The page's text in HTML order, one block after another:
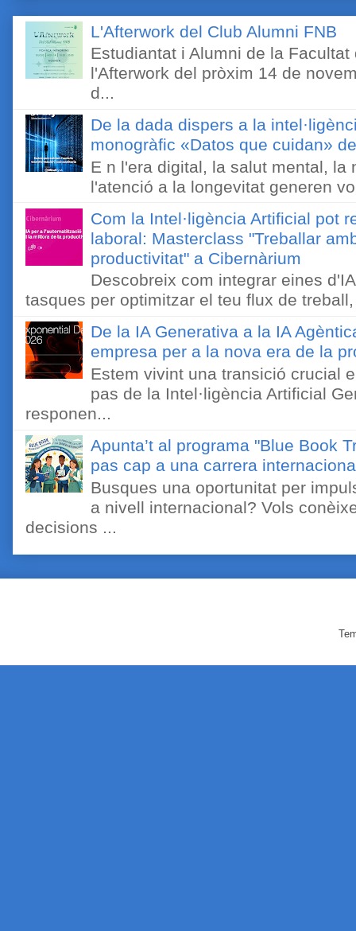
L'Afterwork del Club Alumni FNB
Estudiantat i Alumni de la
l'Afterwork del pròxim 14 de
d...
De la dada dispers a la
monogràfic «Datos que cuidan»
E n l'era digital, la salut mental, la
l'atenció a la longevitat generen
Com la Intel·ligència Artificial pot
laboral: Masterclass "Treballar
productivitat" a Cibernàrium
Descobreix com integrar eines
tasques per optimitzar el teu flux de
De la IA Generativa a la IA
empresa per a la nova era de la
Estem vivint una transició crucial
pas de la Intel·ligència Artificial
responen...
Apunta’t al programa "Blue Book
pas cap a una carrera
Busques una oportunitat per
a nivell internacional? Vols
decisions ...